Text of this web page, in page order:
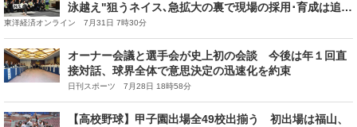
泳越え"狙うネイス､急拡大の裏で現場の採用･育成は追い
つくのか
東洋経済オンライン 7月31日 7時30分
オーナー会議と選手会が史上初の会談 今後は年１回直
接対話、球界全体で意思決定の迅速化を約束
日刊スポーツ 7月28日 18時58分
【高校野球】甲子園出場全49校出揃う 初出場は福山、